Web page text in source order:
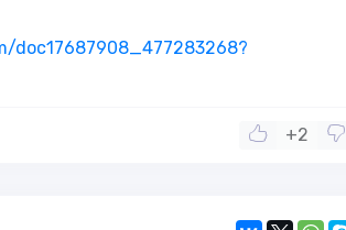
doc17687908_477283268?
+2